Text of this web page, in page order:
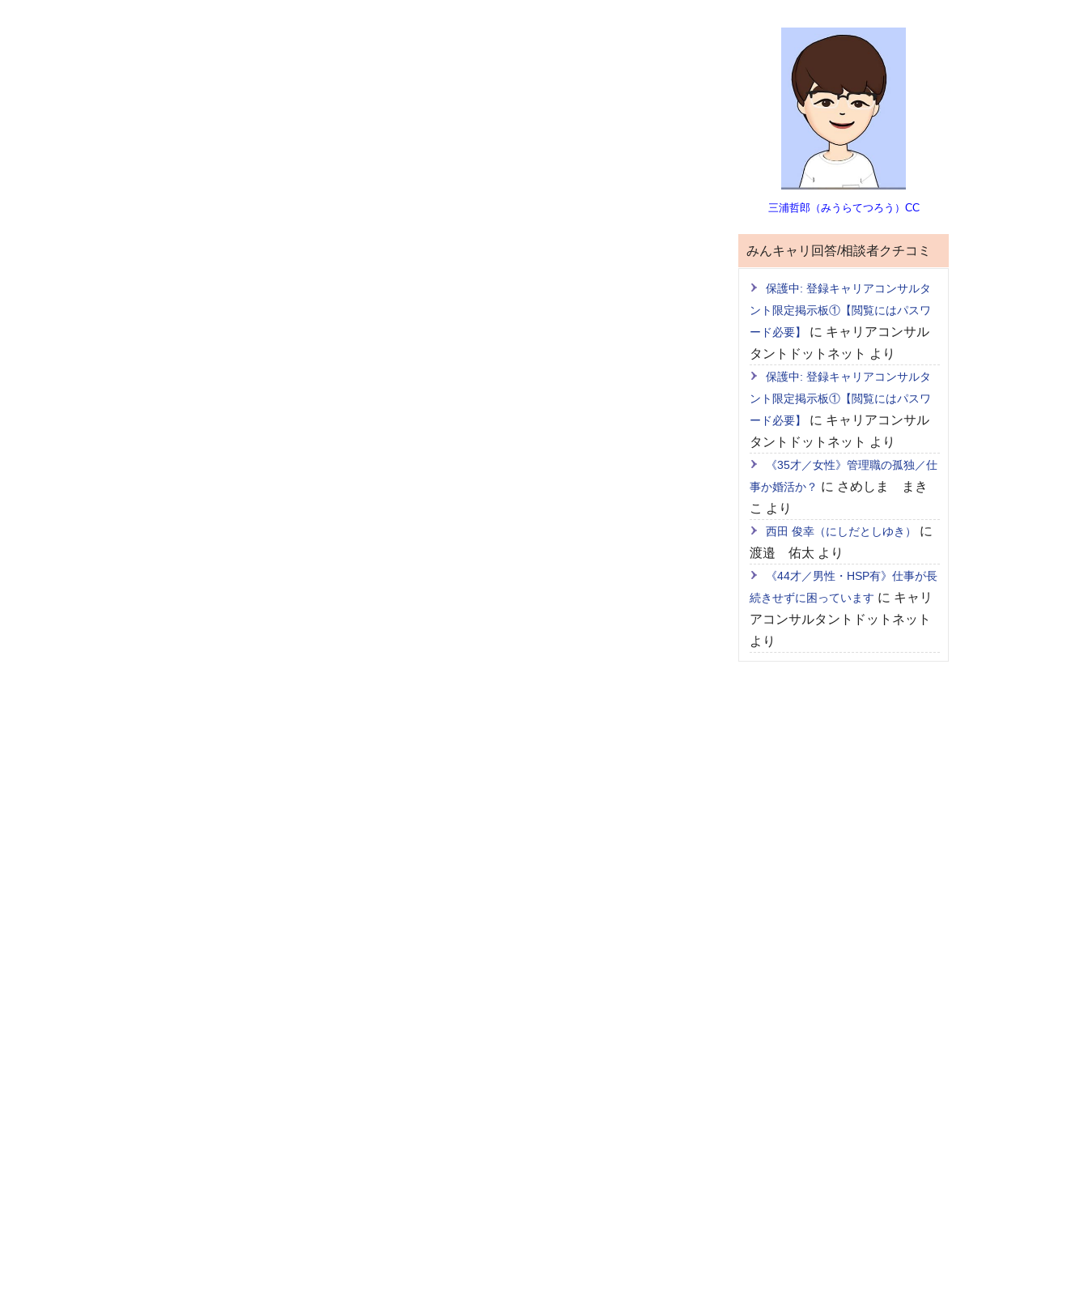
三浦哲郎（みうらてつろう）CC
みんキャリ回答/相談者クチコミ
保護中: 登録キャリアコンサルタ
ント限定掲示板①【閲覧にはパスワ
ード必要】
に キャリアコンサル
タントドットネット より
保護中: 登録キャリアコンサルタ
ント限定掲示板①【閲覧にはパスワ
ード必要】
に キャリアコンサル
タントドットネット より
《35才／女性》管理職の孤独／仕
事か婚活か？ に さめしま まき
こ より
西田 俊幸（にしだとしゆき）
に
渡邉 佑太 より
《44才／男性・HSP有》仕事が長
続きせずに困っています に キャリ
アコンサルタントドットネット
より